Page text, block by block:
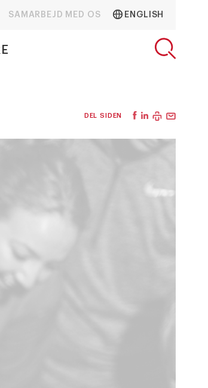
SAMARBEJD MED OS ENGLISH
DEL SIDEN